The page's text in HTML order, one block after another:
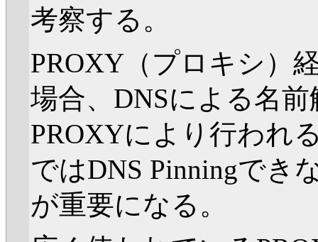
考察する。
PROXY（プロキシ）
場合、DNSによる名
PROXYにより行われ
ではDNS Pinningでき
が重要になる。